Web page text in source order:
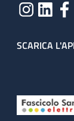
SCARICA